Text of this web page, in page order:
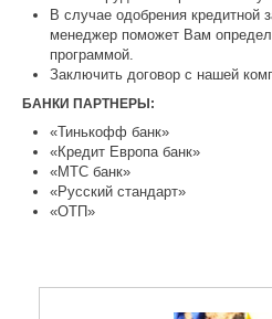
В случае одобрения кредитной
менеджер поможет Вам
программой.
Заключить договор с нашей
БАНКИ ПАРТНЕРЫ:
«Тинькофф банк»
«Кредит Европа банк»
«МТС банк»
«Русский стандарт»
«ОТП»